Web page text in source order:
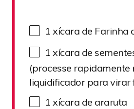
1 xícara de Farinha
1 xícara de
(processe rapidamente
liquidificador para virar
1 xícara de araruta